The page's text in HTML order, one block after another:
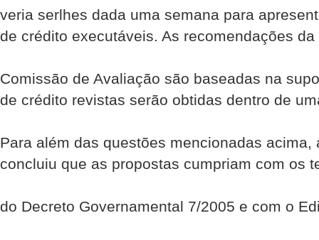
veria ser­lhes dada uma semana para
de crédito executáveis. As recomendações da
Comissão de Avaliação são baseadas na
de crédito revistas serão obtidas dentro de
Para além das questões mencionadas acima,
concluiu que as propostas cumpriam com os
do Decreto Governamental 7/2005 e com o